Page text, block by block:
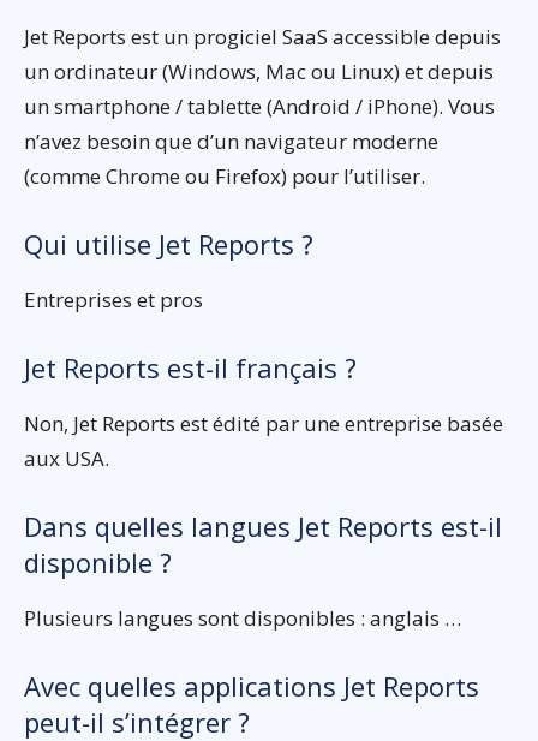
Jet Reports est un progiciel SaaS accessible depuis
un ordinateur (Windows, Mac ou Linux) et depuis
un smartphone / tablette (Android / iPhone). Vous
n’avez besoin que d’un navigateur moderne
(comme Chrome ou Firefox) pour l’utiliser.
Qui utilise Jet Reports ?
Entreprises et pros
Jet Reports est-il français ?
Non, Jet Reports est édité par une entreprise basée
aux USA.
Dans quelles langues Jet Reports est-il
disponible ?
Plusieurs langues sont disponibles : anglais …
Avec quelles applications Jet Reports
peut-il s’intégrer ?